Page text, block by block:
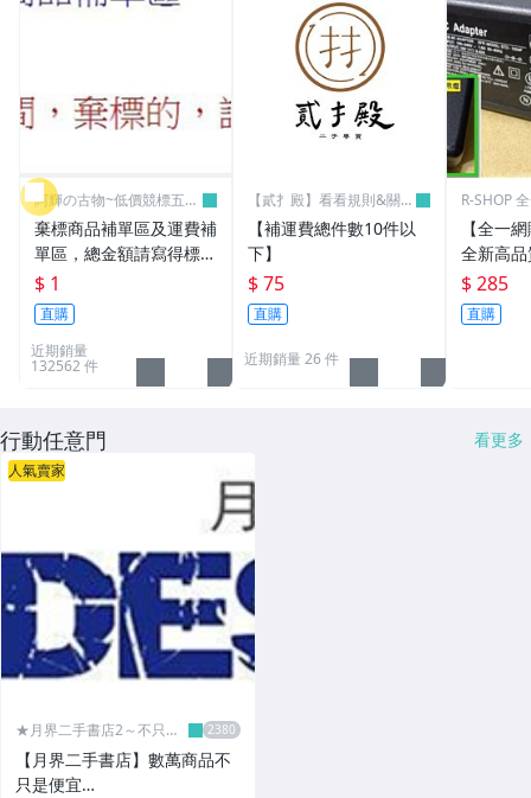
阿輝の古物~低價競標五六
日結標
棄標商品補單區及運費補
單區，總金額請寫得標商
品金額，運費請寫棄標商
品原設定之運費
$ 1
直購
近期銷量
132562 件
【貳扌殿】看看規則&關於
【補運費總件數10件以
下】
$ 75
直購
近期銷量 26 件
R-SHOP
【全一
全新高
筆電 變
3.16A通
L30
$ 285
直購
行動任意門 看更多
人氣賣家
★月界二手書店2～不只是
【月界二手書店】數萬商品不
只是便宜…